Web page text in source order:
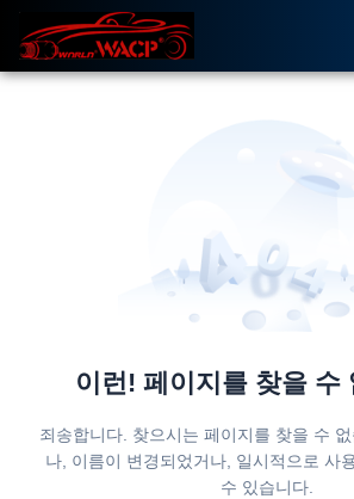
이런! 페이지를 찾을 수
죄송합니다. 찾으시는 페이지를 찾을 수
나, 이름이 변경되었거나, 일시적으로 사
수 있습니다.